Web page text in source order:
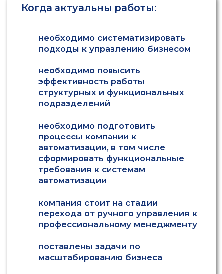
отправляя заявку вы даете согласие
Консультации все консультации
СТОИМОСТЬ УСЛУГИ
Срок проекта:от 8 недель